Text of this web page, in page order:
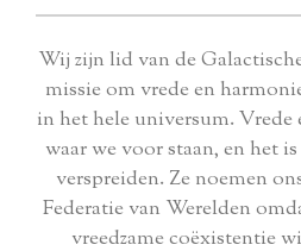
Wij zijn lid van de
missie om vrede en
in het hele universum. Vrede
waar we voor staan, en het
verspreiden. Ze noemen
Federatie van Werelden
vreedzame coëxistentie